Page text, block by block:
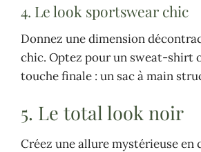
4. Le look sportswear chic
Donnez une dimension
chic. Optez pour un sweat-shirt
touche finale : un sac à main
5. Le total look noir
Créez une allure mystérieuse en